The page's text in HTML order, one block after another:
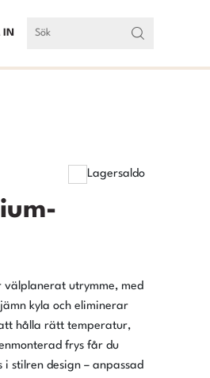
IN
Lagersaldo
utrymme, med
kyla och eliminerar
hålla rätt temperatur,
frys får du
stilren design – anpassad